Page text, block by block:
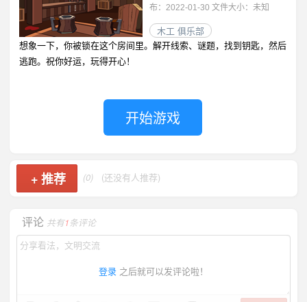
布：2022-01-30 文件大小：未知
木工 俱乐部
想象一下，你被锁在这个房间里。解开线索、谜题，找到钥匙，然后
逃跑。祝你好运，玩得开心！
开始游戏
+推荐 (0) (还没有人推荐)
评论 共有1条评论
登录 之后就可以发评论啦！